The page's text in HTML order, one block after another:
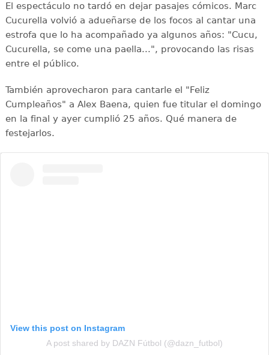
El espectáculo no tardó en dejar pasajes cómicos. Marc
Cucurella volvió a adueñarse de los focos al cantar una
estrofa que lo ha acompañado ya algunos años: "Cucu,
Cucurella, se come una paella...", provocando las risas
entre el público.
También aprovecharon para cantarle el "Feliz
Cumpleaños" a Alex Baena, quien fue titular el domingo
en la final y ayer cumplió 25 años. Qué manera de
festejarlos.
View this post on Instagram
A post shared by DAZN Fútbol (@dazn_futbol)